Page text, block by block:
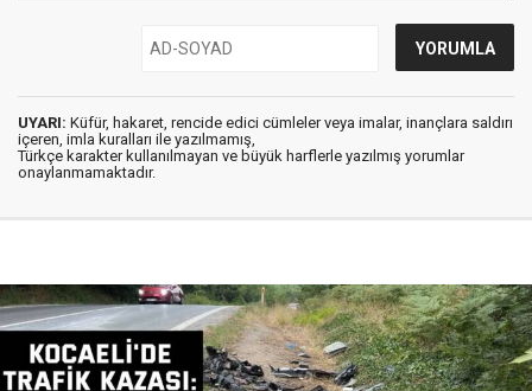
UYARI: Küfür, hakaret, rencide edici cümleler veya imalar, inançlara saldırı
içeren, imla kuralları ile yazılmamış,
Türkçe karakter kullanılmayan ve büyük harflerle yazılmış yorumlar
onaylanmamaktadır.